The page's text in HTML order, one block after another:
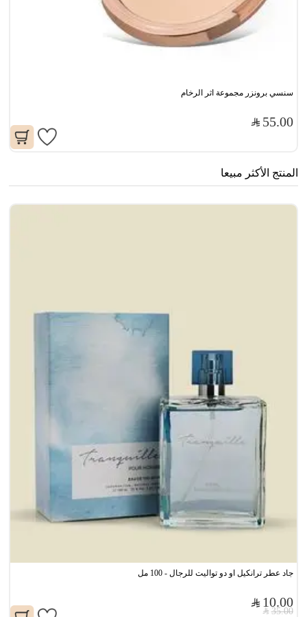
سنسي برونزر مجموعة اثر الرخام
55.00
المنتج الأكثر مبيعا
جاد عطر ترانكيل او دو تواليت للرجال - 100 مل
10.00
35.00